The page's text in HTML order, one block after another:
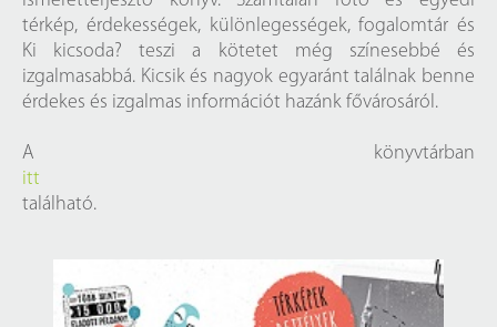
térkép, érdekességek, különlegességek, fogalomtár és
Ki kicsoda? teszi a kötetet még színesebbé és
izgalmasabbá. Kicsik és nagyok egyaránt találnak benne
érdekes és izgalmas információt hazánk fővárosáról.
A könyvtárban
itt
található.